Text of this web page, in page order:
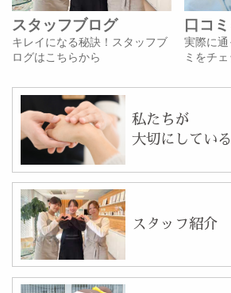
スタッフブログ
キレイになる秘訣！スタッフブ
ログはこちらから
口コ
実際に
ミをチ
私たちが
大切にしてい
スタッフ紹介